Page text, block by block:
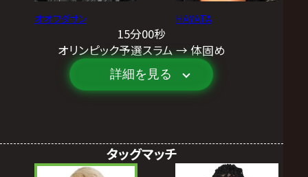
オオワダサン HAYATA
15分00秒
オリンピック予選スラム → 体固め
詳細を見る
タッグマッチ